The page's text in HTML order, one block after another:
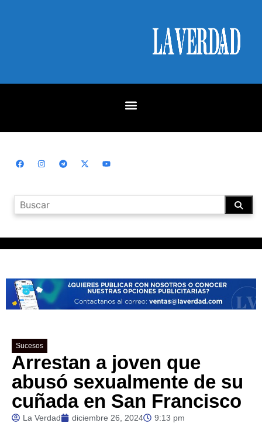
Sucesos
Arrestan a joven que
abusó sexualmente de su
cuñada en San Francisco
La Verdad diciembre 26, 2024 9:13 pm